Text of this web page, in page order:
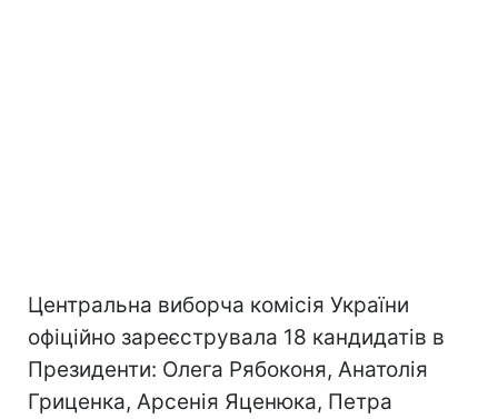
Центральна виборча комісія України
офіційно зареєструвала 18 кандидатів в
Президенти: Олега Рябоконя, Анатолія
Гриценка, Арсенія Яценюка, Петра